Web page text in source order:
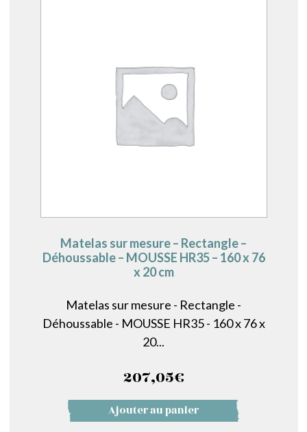
Matelas sur mesure – Rectangle –
Déhoussable – MOUSSE HR35 – 160 x 76
x 20 cm
Matelas sur mesure - Rectangle -
Déhoussable - MOUSSE HR35 - 160 x 76 x
20...
207,05€
Ajouter au panier